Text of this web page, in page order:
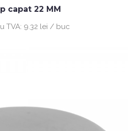
capat 22 MM
TVA: 9.32 lei / buc